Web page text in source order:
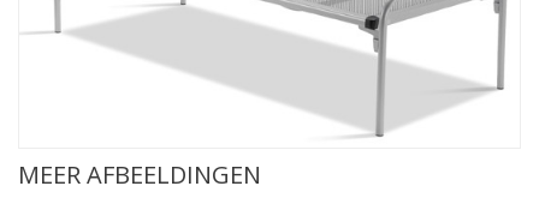
MEER AFBEELDINGEN